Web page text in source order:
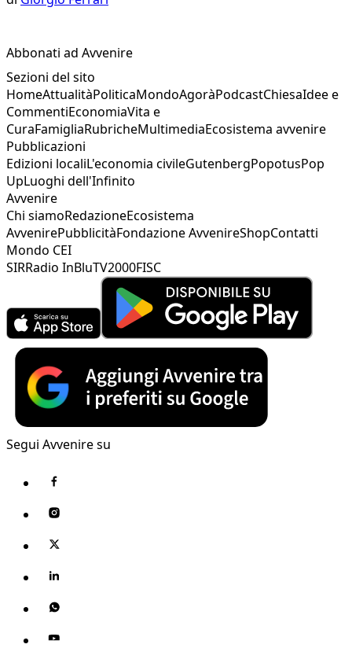
Abbonati ad Avvenire
Sezioni del sito
HomeAttualitàPoliticaMondoAgoràPodcastChiesaIdee e
CommentiEconomiaVita e
CuraFamigliaRubricheMultimediaEcosistema avvenire
Pubblicazioni
Edizioni localiL'economia civileGutenbergPopotusPop
UpLuoghi dell'Infinito
Avvenire
Chi siamoRedazioneEcosistema
AvvenirePubblicitàFondazione AvvenireShopContatti
Mondo CEI
SIRRadio InBluTV2000FISC
Segui Avvenire su